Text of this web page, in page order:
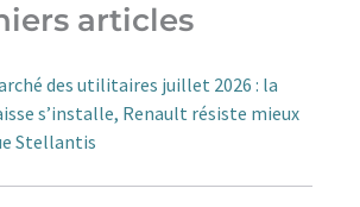
articles
des utilitaires juillet 2026 : la
s’installe, Renault résiste mieux
Stellantis